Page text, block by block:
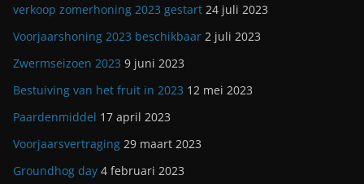
verkoop zomerhoning 2023 gestart 24 juli 2023
Voorjaarshoning 2023 beschikbaar 2 juli 2023
Zwermseizoen 2023 9 juni 2023
Bestuiving van het fruit in 2023 12 mei 2023
Paardenmiddel 17 april 2023
Voorjaarsvertraging 29 maart 2023
Groundhog day 4 februari 2023